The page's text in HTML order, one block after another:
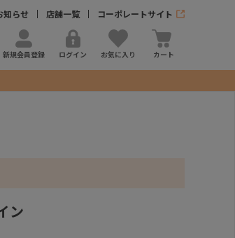
知らせ 店舗一覧 コーポレートサイト
新規会員登録 ログイン お気に入り カート
ン